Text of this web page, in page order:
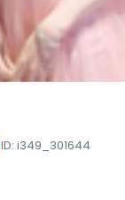
ID: i349_301644